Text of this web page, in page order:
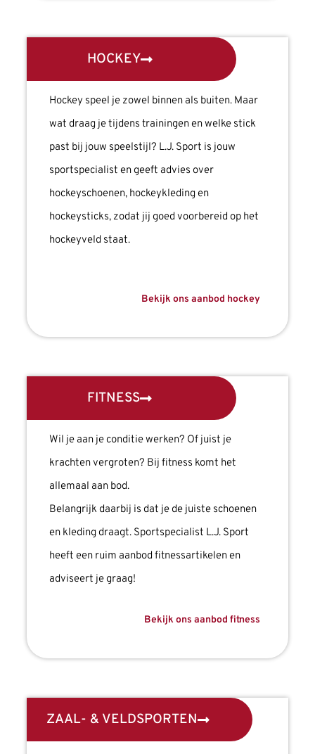
HOCKEY
Hockey speel je zowel binnen als buiten. Maar
wat draag je tijdens trainingen en welke stick
past bij jouw speelstijl? L.J. Sport is jouw
sportspecialist en geeft advies over
hockeyschoenen, hockeykleding en
hockeysticks, zodat jij goed voorbereid op het
hockeyveld staat.
Bekijk ons aanbod hockey
FITNESS
Wil je aan je conditie werken? Of juist je
krachten vergroten? Bij fitness komt het
allemaal aan bod.
Belangrijk daarbij is dat je de juiste schoenen
en kleding draagt. Sportspecialist L.J. Sport
heeft een ruim aanbod fitnessartikelen en
adviseert je graag!
Bekijk ons aanbod fitness
ZAAL- & VELDSPORTEN